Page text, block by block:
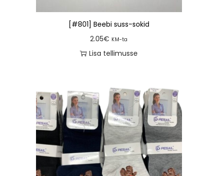
[#801] Beebi suss-sokid
2.05€ KM-ta
Lisa tellimusse